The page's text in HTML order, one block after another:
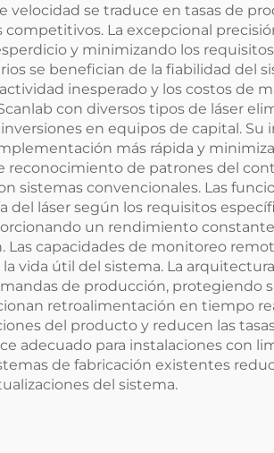
se traduce en tasas de
La excepcional
y minimizando los
se benefician de la fiabilidad
inesperado y los costos de
con diversos tipos de láser
en equipos de capital.
más rápida y
reconocimiento de patrones del
sistemas convencionales. Las
láser según los requisitos
un rendimiento
Las capacidades de monitoreo
útil del sistema. La
de producción, protegiendo
retroalimentación en tiempo
del producto y reducen las
adecuado para instalaciones con
de fabricación existentes
del sistema.